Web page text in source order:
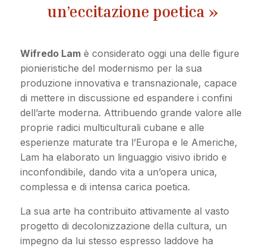
un’eccitazione poetica »
Wifredo Lamè considerato oggi una delle figure
pionieristiche del modernismo per la sua
produzione innovativa e transnazionale, capace
di mettere in discussione ed espandere i confini
dell’arte moderna. Attribuendo grande valore alle
proprie radici multiculturali cubane e alle
esperienze maturate tra l’Europa e le Americhe,
Lam ha elaborato un linguaggio visivo ibrido e
inconfondibile, dando vita a un’opera unica,
complessa e di intensa carica poetica.
La sua arte ha contribuito attivamente al vasto
progetto di decolonizzazione della cultura, un
impegno da lui stesso espresso laddove ha